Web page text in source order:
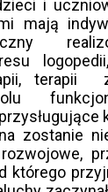
i
mają
terapii
przysługujące
zostanie
którego